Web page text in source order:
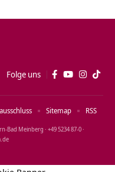
Folge uns
Meinberg · +49 5234 87‑0 ·
Sitemap RSS